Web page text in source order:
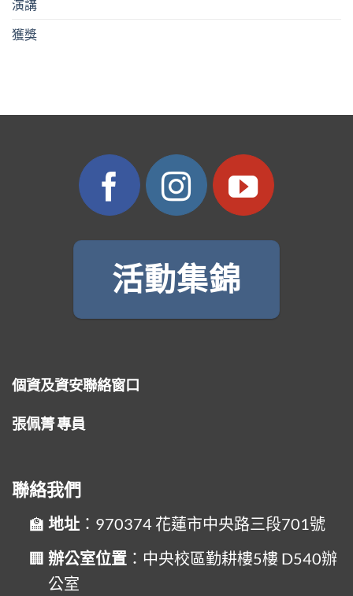
演講
獲獎
活動集錦
個資及資安聯絡窗口
張佩菁 專員
聯絡我們
地址 ：970374 花蓮市中央路三段701號
辦公室位置 ：中央校區勤耕樓5樓 D540辦
公室